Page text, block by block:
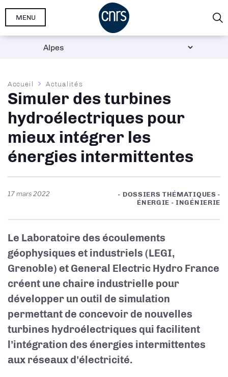
Aller
MENU
Fil
d'Ariane
Accueil Actualités
Simuler des turbines
hydroélectriques pour
mieux intégrer les
énergies intermittentes
17 mars 2022
- DOSSIERS THÉMATIQUES -
ÉNERGIE - INGÉNIERIE
Le Laboratoire des écoulements
géophysiques et industriels (LEGI,
Grenoble) et General Electric Hydro France
créent une chaire industrielle pour
développer un outil de simulation
permettant de concevoir de nouvelles
turbines hydroélectriques qui facilitent
l'intégration des énergies intermittentes
aux réseaux d'électricité.